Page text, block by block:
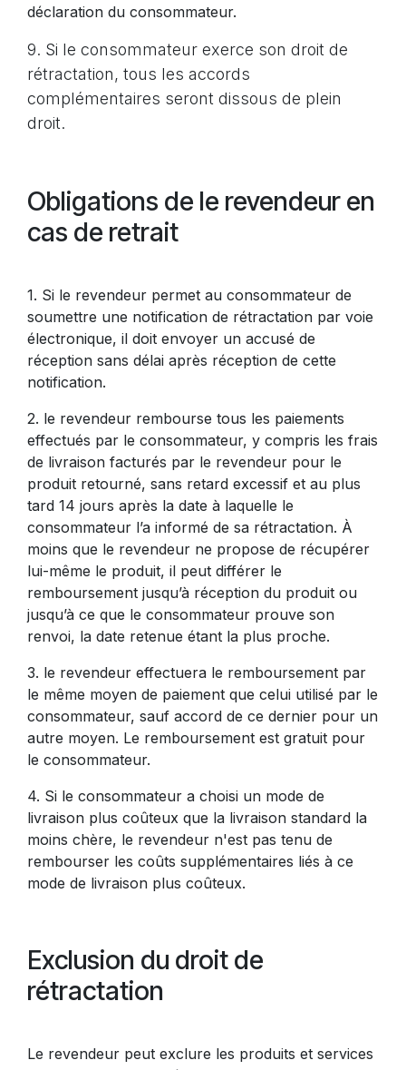
déclaration du consommateur.
9. Si le consommateur exerce son droit de
rétractation, tous les accords
complémentaires seront dissous de plein
droit.
Obligations de le revendeur en
cas de retrait
1. Si le revendeur permet au consommateur de
soumettre une notification de rétractation par voie
électronique, il doit envoyer un accusé de
réception sans délai après réception de cette
notification.
2. le revendeur rembourse tous les paiements
effectués par le consommateur, y compris les frais
de livraison facturés par le revendeur pour le
produit retourné, sans retard excessif et au plus
tard 14 jours après la date à laquelle le
consommateur l’a informé de sa rétractation. À
moins que le revendeur ne propose de récupérer
lui-même le produit, il peut différer le
remboursement jusqu’à réception du produit ou
jusqu’à ce que le consommateur prouve son
renvoi, la date retenue étant la plus proche.
3. le revendeur effectuera le remboursement par
le même moyen de paiement que celui utilisé par le
consommateur, sauf accord de ce dernier pour un
autre moyen. Le remboursement est gratuit pour
le consommateur.
4. Si le consommateur a choisi un mode de
livraison plus coûteux que la livraison standard la
moins chère, le revendeur n'est pas tenu de
rembourser les coûts supplémentaires liés à ce
mode de livraison plus coûteux.
Exclusion du droit de
rétractation
Le revendeur peut exclure les produits et services